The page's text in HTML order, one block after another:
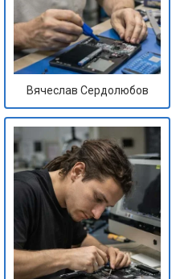
Вячеслав Сердолюбов